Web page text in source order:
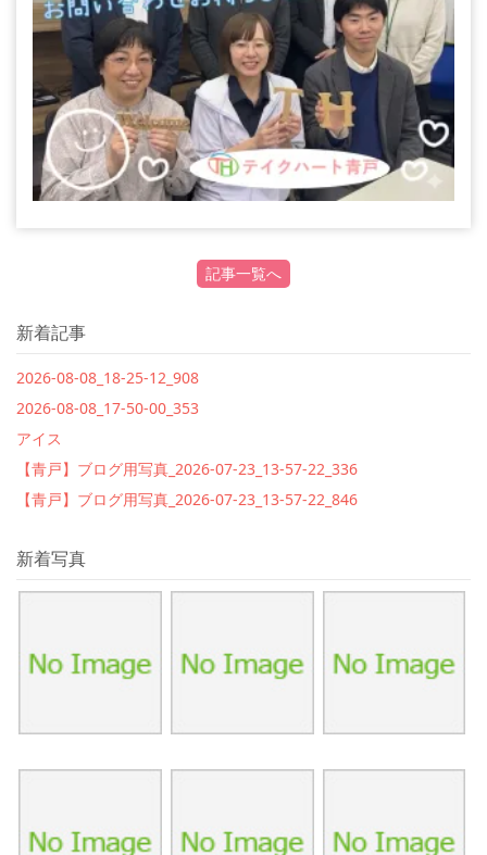
記事一覧へ
新着記事
2026-08-08_18-25-12_908
2026-08-08_17-50-00_353
アイス
【青戸】ブログ用写真_2026-07-23_13-57-22_336
【青戸】ブログ用写真_2026-07-23_13-57-22_846
新着写真